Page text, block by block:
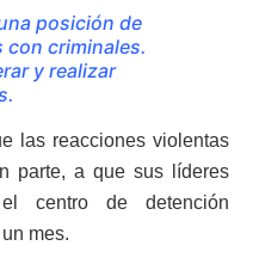
posición de
con criminales.
y realizar
las reacciones violentas
parte, a que sus líderes
centro de detención
mes.